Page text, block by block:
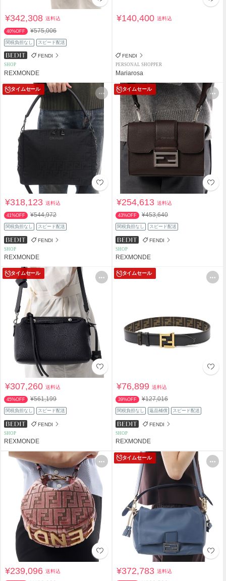
¥342,308送料込
40%OFF ¥575,006
関税負担なし スピード配送
FENDI
SHOP
REXMONDE
¥140,400送料込
FENDI
PERSONAL SHOPPER
Mariarosa
タイムセール
¥318,123送料込
41%OFF ¥544,972
関税負担なし スピード配送
FENDI
SHOP
REXMONDE
タイムセール
¥254,613送料込
43%OFF ¥453,640
関税負担なし スピード配送
FENDI
SHOP
REXMONDE
タイムセール
¥307,260送料込
45%OFF ¥561,199
関税負担なし スピード配送
FENDI
SHOP
REXMONDE
タイムセール
¥76,899送料込
39%OFF ¥127,016
関税負担なし 返品補償 スピード配送
FENDI
SHOP
REXMONDE
¥239,096送料込
タイムセール
¥372,783送料込